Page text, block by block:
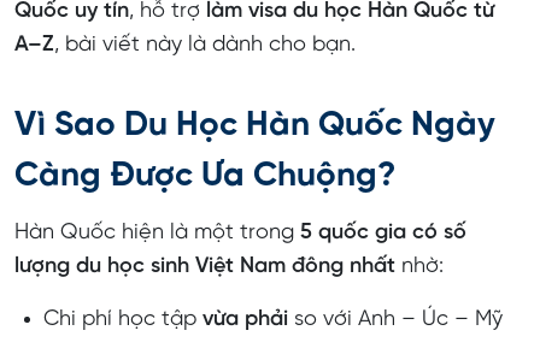
Sau khi tốt nghiệp du học Hàn Quốc có được ở lại
tìm việc không?
Visa E7 là gì và ai có thể xin được?
Làm việc bao lâu thì có thể xin visa F2?
Có nên tự làm hồ sơ du học Hàn Quốc không?
Quốc không?
Quốc uy tín, hỗ trợ làm visa du học Hàn Quốc từ
A–Z, bài viết này là dành cho bạn.
Vì Sao Du Học Hàn Quốc Ngày
Càng Được Ưa Chuộng?
Hàn Quốc hiện là một trong 5 quốc gia có số
lượng du học sinh Việt Nam đông nhất nhờ:
Chi phí học tập vừa phải so với Anh – Úc – Mỹ